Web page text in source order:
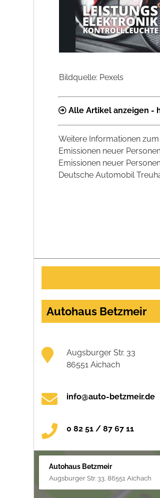
Bildquelle: Pexels
Alle Artikel anzeigen -
Weitere Informationen
Emissionen neuer
Emissionen neuer
Deutsche Automobil
Autohaus Betzmeir
Augsburger Str. 33
86551 Aichach
info@auto-betzmeir.de
0 82 51 / 87 67 11
Autohaus Betzmeir
Augsburger Str. 33, 86551 Aichach